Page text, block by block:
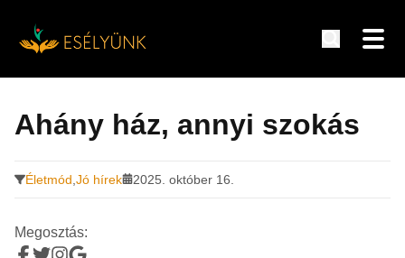
tartalomra
Ahány ház, annyi szokás
Életmód Jó hírek 2025. október 16.
Megosztás: